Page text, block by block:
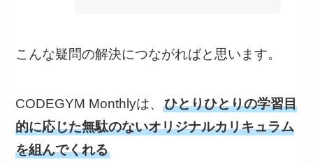
こんな疑問の解決につながればと思います。
CODEGYM Monthlyは、ひとりひとりの学習目
的に応じた無駄のないオリジナルカリキュラム
を組んでくれる